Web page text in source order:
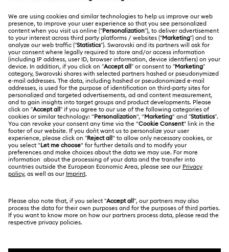
Información general del servicio al cliente
Saldo de la tarjeta regalo
Estado de la reparación
Contacto
Guía de tamaños
Buscador de tiendas
ACERCA DE NOSOTROS
Acerca de Swarovski
Trabaja con nosotros
Alumni Community
Para profesionales
Mapa Web
Kristallwelten
CONDICIONES LEGALES
Condiciones De Uso
Terminos & Condiciones
Política De Privacidad
Pie De Imprenta
Otros países/regiones
English
Deutsch Español Français
SWAROVSKI® y el logotipo del cisne son marcas